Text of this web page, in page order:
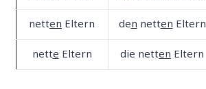
dennettenEltern
nettenEltern
die nettenEltern
netteEltern